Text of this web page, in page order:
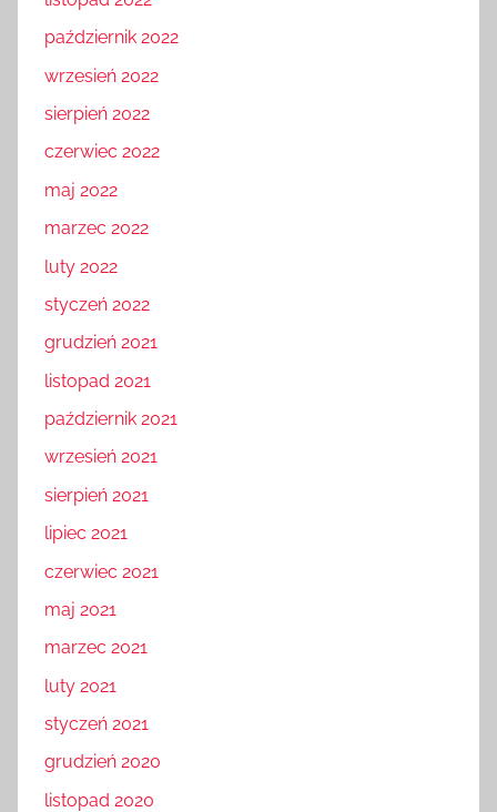
październik 2022
wrzesień 2022
sierpień 2022
czerwiec 2022
maj 2022
marzec 2022
luty 2022
styczeń 2022
grudzień 2021
listopad 2021
październik 2021
wrzesień 2021
sierpień 2021
lipiec 2021
czerwiec 2021
maj 2021
marzec 2021
luty 2021
styczeń 2021
grudzień 2020
listopad 2020